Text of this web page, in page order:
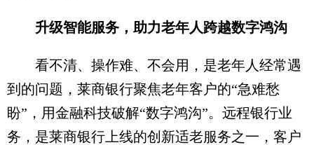
升级智能服务，助力老年人跨越数字鸿沟
看不清、操作难、不会用，是老年人经常遇
到的问题，莱商银行聚焦老年客户的“急难愁
盼”，用金融科技破解“数字鸿沟”。远程银行业
务，是莱商银行上线的创新适老服务之一，客户